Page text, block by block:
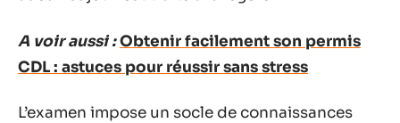
A voir aussi :Obtenir facilement son permis
CDL : astuces pour réussir sans stress
L’examen impose un socle de connaissances